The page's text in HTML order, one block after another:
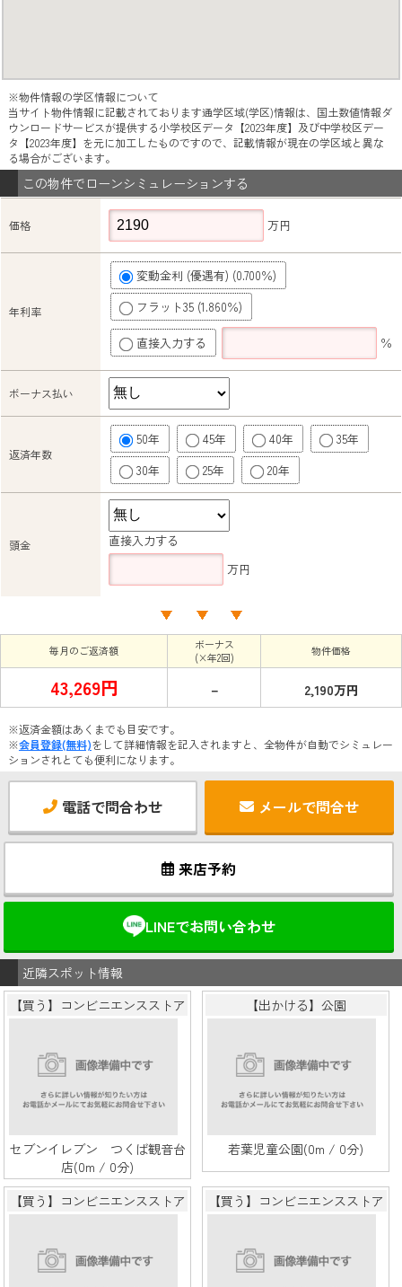
※物件情報の学区情報について
当サイト物件情報に記載されております通学区域(学区)情報は、国土数値情報ダ
ウンロードサービスが提供する小学校区データ【2023年度】及び中学校区デー
タ【2023年度】を元に加工したものですので、記載情報が現在の学区域と異な
る場合がございます。
この物件でローンシミュレーションする
価格 万円
年利率
変動金利 (優遇有) (0.700％)
フラット35 (1.860％)
直接入力する ％
ボーナス払い
返済年数
50年 45年 40年
35年
30年
25年 20年
頭金
直接入力する
万円
毎月のご返済額
ボーナス
(×年2回)
物件価格
43,269円 － 2,190万円
※返済金額はあくまでも目安です。
※会員登録(無料)をして詳細情報を記入されますと、全物件が自動でシミュレー
ションされとても便利になります。
電話で問合わせ メールで問合せ
来店予約
LINEでお問い合わせ
近隣スポット情報
【買う】コンビニエンスストア
セブンイレブン つくば観音台
店(0m / 0分)
【出かける】公園
若葉児童公園(0m / 0分)
【買う】コンビニエンスストア 【買う】コンビニエンスストア